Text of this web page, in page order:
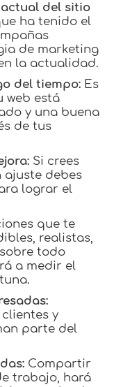
del sitio
ha tenido el
de marketing
la actualidad.
del tiempo: Es
web está
y una buena
de tus
Si crees
ajuste debes
lograr el
que te
realistas,
todo
a medir el
y
parte del
Compartir
trabajo, hará